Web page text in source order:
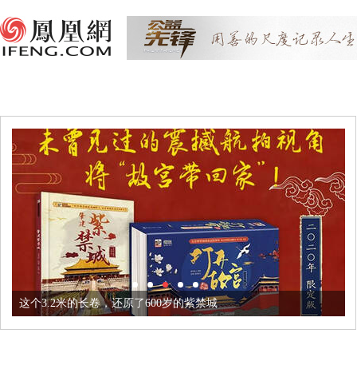
这个3.2米的长卷，还原了600岁的紫禁城